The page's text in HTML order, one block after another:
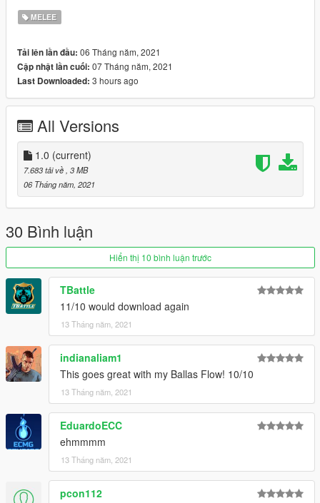
MELEE
Tải lên lần đầu: 06 Tháng năm, 2021
Cập nhật lần cuối: 07 Tháng năm, 2021
Last Downloaded: 3 hours ago
All Versions
1.0 (current)
7.683 tải về , 3 MB
06 Tháng năm, 2021
30 Bình luận
Hiển thị 10 bình luận trước
TBattle
11/10 would download again
13 Tháng năm, 2021
indianaliam1
This goes great with my Ballas Flow! 10/10
13 Tháng năm, 2021
EduardoECC
ehmmmm
13 Tháng năm, 2021
pcon112